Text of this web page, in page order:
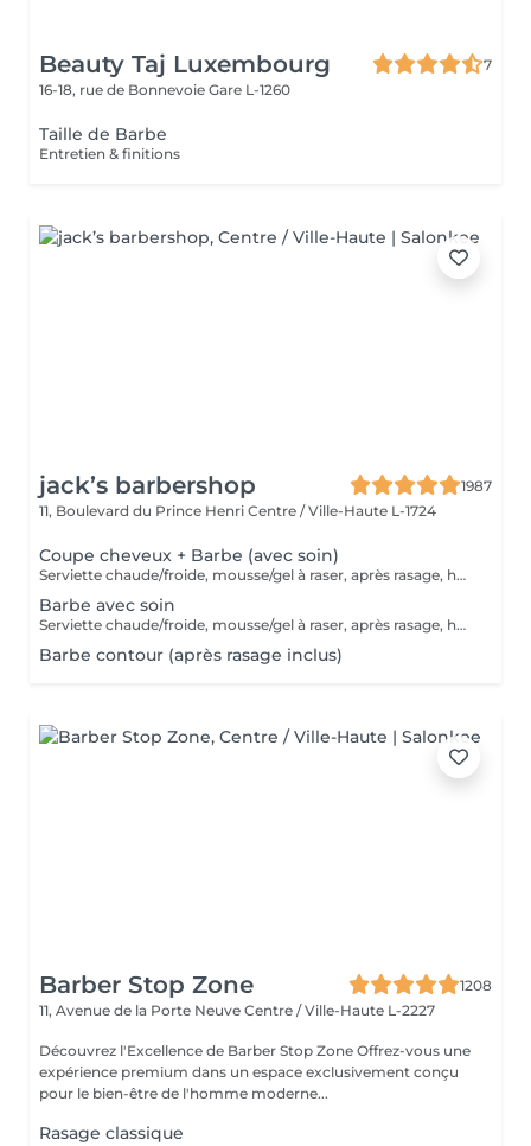
Beauty Taj Luxembourg
7
16-18, rue de Bonnevoie Gare L-1260
Taille de Barbe
Entretien & finitions
jack’s barbershop
1987
11, Boulevard du Prince Henri Centre / Ville-Haute L-1724
Coupe cheveux + Barbe (avec soin)
Serviette chaude/froide, mousse/gel à raser, après rasage, huile/balm à barbe et wax/gel
Barbe avec soin
Serviette chaude/froide, mousse/gel à raser, après rasage, huile/balm à barbe et wax/gel
Barbe contour (après rasage inclus)
Barber Stop Zone
1208
11, Avenue de la Porte Neuve Centre / Ville-Haute L-2227
Découvrez l'Excellence de Barber Stop Zone Offrez-vous une
expérience premium dans un espace exclusivement conçu
pour le bien-être de l'homme moderne...
Rasage classique